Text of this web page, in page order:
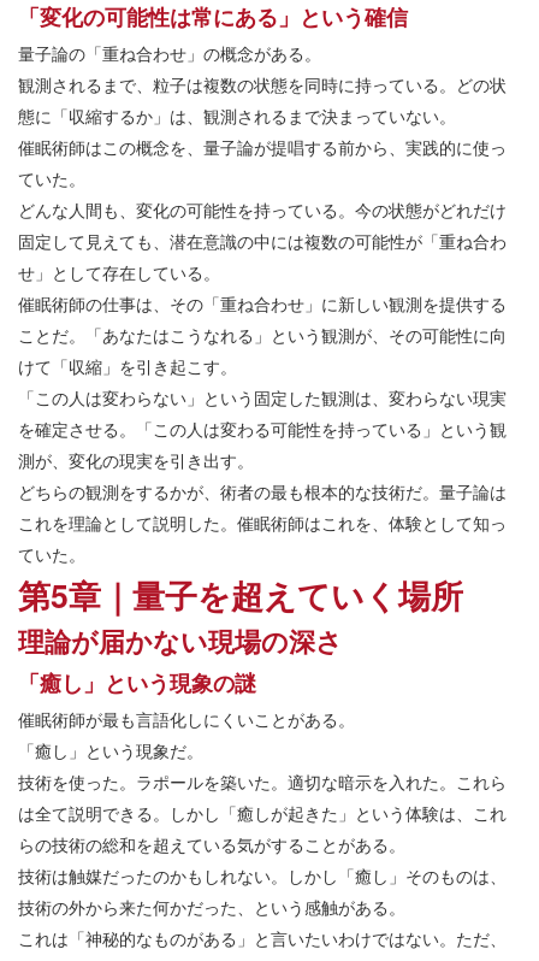
「変化の可能性は常にある」という確信
量子論の「重ね合わせ」の概念がある。
観測されるまで、粒子は複数の状態を同時に持っている。どの状
態に「収縮するか」は、観測されるまで決まっていない。
催眠術師はこの概念を、量子論が提唱する前から、実践的に使っ
ていた。
どんな人間も、変化の可能性を持っている。今の状態がどれだけ
固定して見えても、潜在意識の中には複数の可能性が「重ね合わ
せ」として存在している。
催眠術師の仕事は、その「重ね合わせ」に新しい観測を提供する
ことだ。「あなたはこうなれる」という観測が、その可能性に向
けて「収縮」を引き起こす。
「この人は変わらない」という固定した観測は、変わらない現実
を確定させる。「この人は変わる可能性を持っている」という観
測が、変化の現実を引き出す。
どちらの観測をするかが、術者の最も根本的な技術だ。量子論は
これを理論として説明した。催眠術師はこれを、体験として知っ
ていた。
第5章｜量子を超えていく場所
理論が届かない現場の深さ
「癒し」という現象の謎
催眠術師が最も言語化しにくいことがある。
「癒し」という現象だ。
技術を使った。ラポールを築いた。適切な暗示を入れた。これら
は全て説明できる。しかし「癒しが起きた」という体験は、これ
らの技術の総和を超えている気がすることがある。
技術は触媒だったのかもしれない。しかし「癒し」そのものは、
技術の外から来た何かだった、という感触がある。
これは「神秘的なものがある」と言いたいわけではない。ただ、